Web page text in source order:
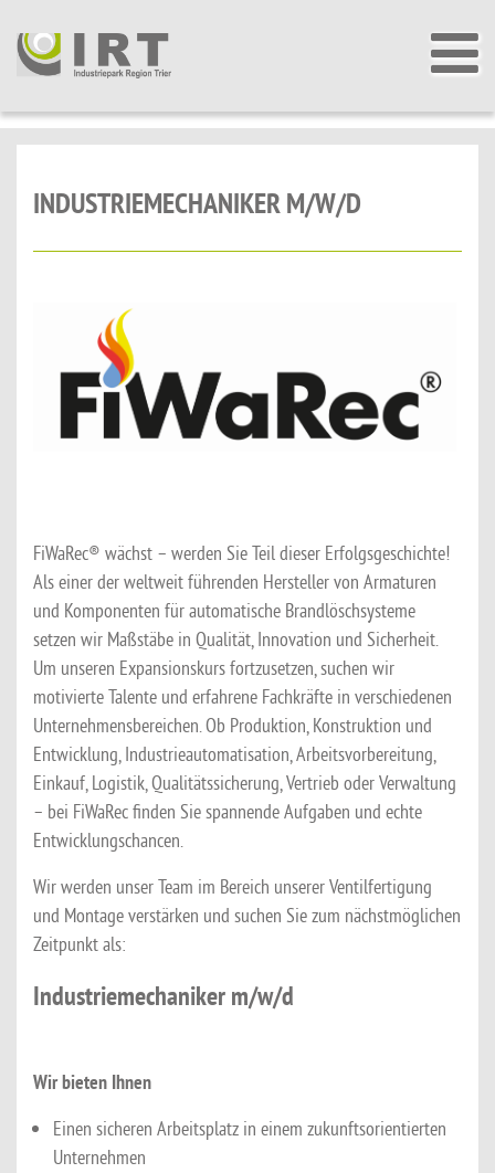
INDUSTRIEMECHANIKER M/W/D
FiWaRec® wächst – werden Sie Teil dieser Erfolgsgeschichte!
Als einer der weltweit führenden Hersteller von Armaturen
und Komponenten für automatische Brandlöschsysteme
setzen wir Maßstäbe in Qualität, Innovation und Sicherheit.
Um unseren Expansionskurs fortzusetzen, suchen wir
motivierte Talente und erfahrene Fachkräfte in verschiedenen
Unternehmensbereichen. Ob Produktion, Konstruktion und
Entwicklung, Industrieautomatisation, Arbeitsvorbereitung,
Einkauf, Logistik, Qualitätssicherung, Vertrieb oder Verwaltung
– bei FiWaRec finden Sie spannende Aufgaben und echte
Entwicklungschancen.
Wir werden unser Team im Bereich unserer Ventilfertigung
und Montage verstärken und suchen Sie zum nächstmöglichen
Zeitpunkt als:
Industriemechaniker m/w/d
Wir bieten Ihnen
Einen sicheren Arbeitsplatz in einem zukunftsorientierten
Unternehmen